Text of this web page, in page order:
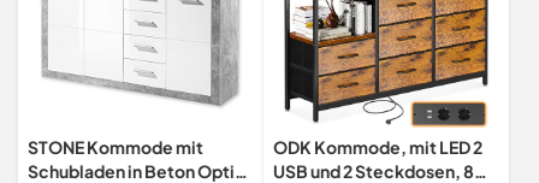
STONE Kommode mit
Schubladen in Beton Optik,
ODK Kommode, mit LED 2
USB und 2 Steckdosen, 8